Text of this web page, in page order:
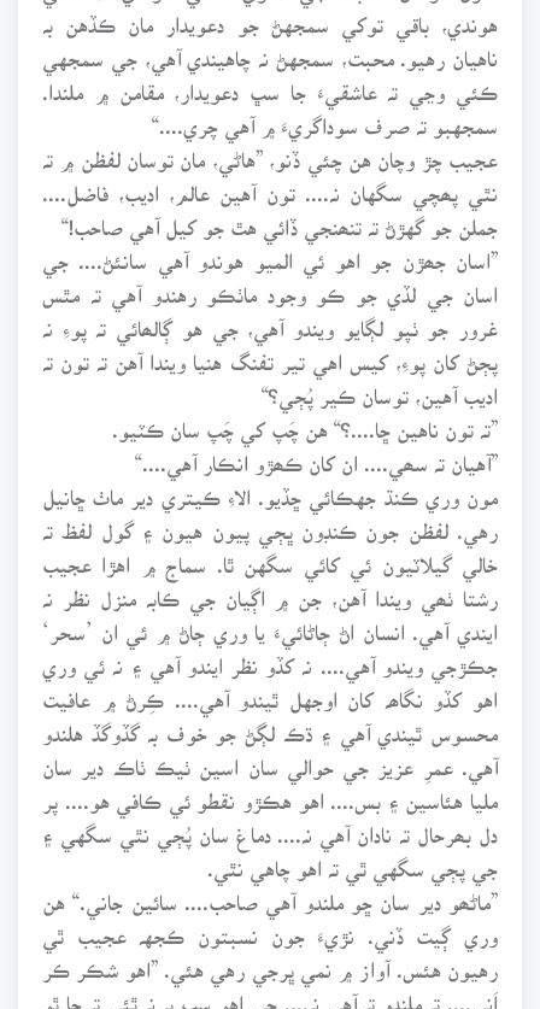
هوندي، باقي توکي سمجهڻ جو دعويدار مان ڪڏهن بہ
ناهيان رهيو. محبت، سمجهڻ نہ چاهيندي آهي، جي سمجهي
ڪئي وڃي تہ عاشقيءَ جا سڀ دعويدار، مقامن ۾ ملندا.
سمجهبو تہ صرف سوداگريءَ ۾ آهي چري....“
عجيب چڙ وچان هن چئي ڏنو، ”هاڻي، مان توسان لفظن ۾ تہ
نٿي پھچي سگهان نہ.... تون آهين عالم، اديب، فاضل....
جملن جو گهڙڻ تہ تنھنجي ڏائي هٿ جو کيل آهي صاحب!“
”اسان جھڙن جو اهو ئي الميو هوندو آهي سانئڻ.... جي
اسان جي لڏي جو ڪو وجود ماٺڪو رهندو آهي تہ مٿس
غرور جو ٺپو لڳايو ويندو آهي، جي هو ڳالھائي تہ پوءِ نہ
پڄڻ کان پوءِ، کيس اهي تير تفنگ هنيا ويندا آهن تہ تون تہ
اديب آهين، توسان ڪير پُڄي؟“
”تہ تون ناهين ڇا....؟“ هن چَپ کي چَپ سان ڪٽيو.
”آهيان تہ سھي.... ان کان ڪھڙو انڪار آهي....“
مون وري ڪنڌ جهڪائي ڇڏيو. الاءِ ڪيتري دير ماٺ ڇانيل
رهي. لفظن جون ڪنڊون ڀڄي پيون هيون ۽ گول لفظ تہ
خالي گيلاٽيون ئي کائي سگهن ٿا. سماج ۾ اهڙا عجيب
رشتا ٺھي ويندا آهن، جن ۾ اڳيان جي ڪابہ منزل نظر نہ
ايندي آهي. انسان اڻ ڄاڻائيءَ يا وري ڄاڻ ۾ ئي ان ’سحر‘
جڪڙجي ويندو آهي.... نہ کڏو نظر ايندو آهي ۽ نہ ئي وري
اهو کڏو نگاھہ کان اوجهل ٿيندو آهي.... ڪِرڻ ۾ عافيت
محسوس ٿيندي آهي ۽ ڌڪ لڳڻ جو خوف بہ گڏوگڏ هلندو
آهي. عمرِ عزيز جي حوالي سان اسين ٺيڪ ٺاڪ دير سان
مليا هئاسين ۽ بس.... اهو هڪڙو نقطو ئي ڪافي هو.... پر
دل بھرحال تہ نادان آهي نہ.... دماغ سان پُڄي نٿي سگهي ۽
جي پڄي سگهي ٿي تہ اهو چاهي نٿي.
”ماڻھو دير سان ڇو ملندو آهي صاحب.... سائين جاني.“ هن
وري ڳيت ڏني. نڙيءَ جون نسبتون ڪجهہ عجيب ٿي
رهيون هئس. آواز ۾ نمي ڀرجي رهي هئي. ”اهو شڪر ڪر
اَنِي.... تہ ملندو تہ آهي نہ.... جي اهو سڀ بہ نہ ٿئي تہ ڇا ٿو